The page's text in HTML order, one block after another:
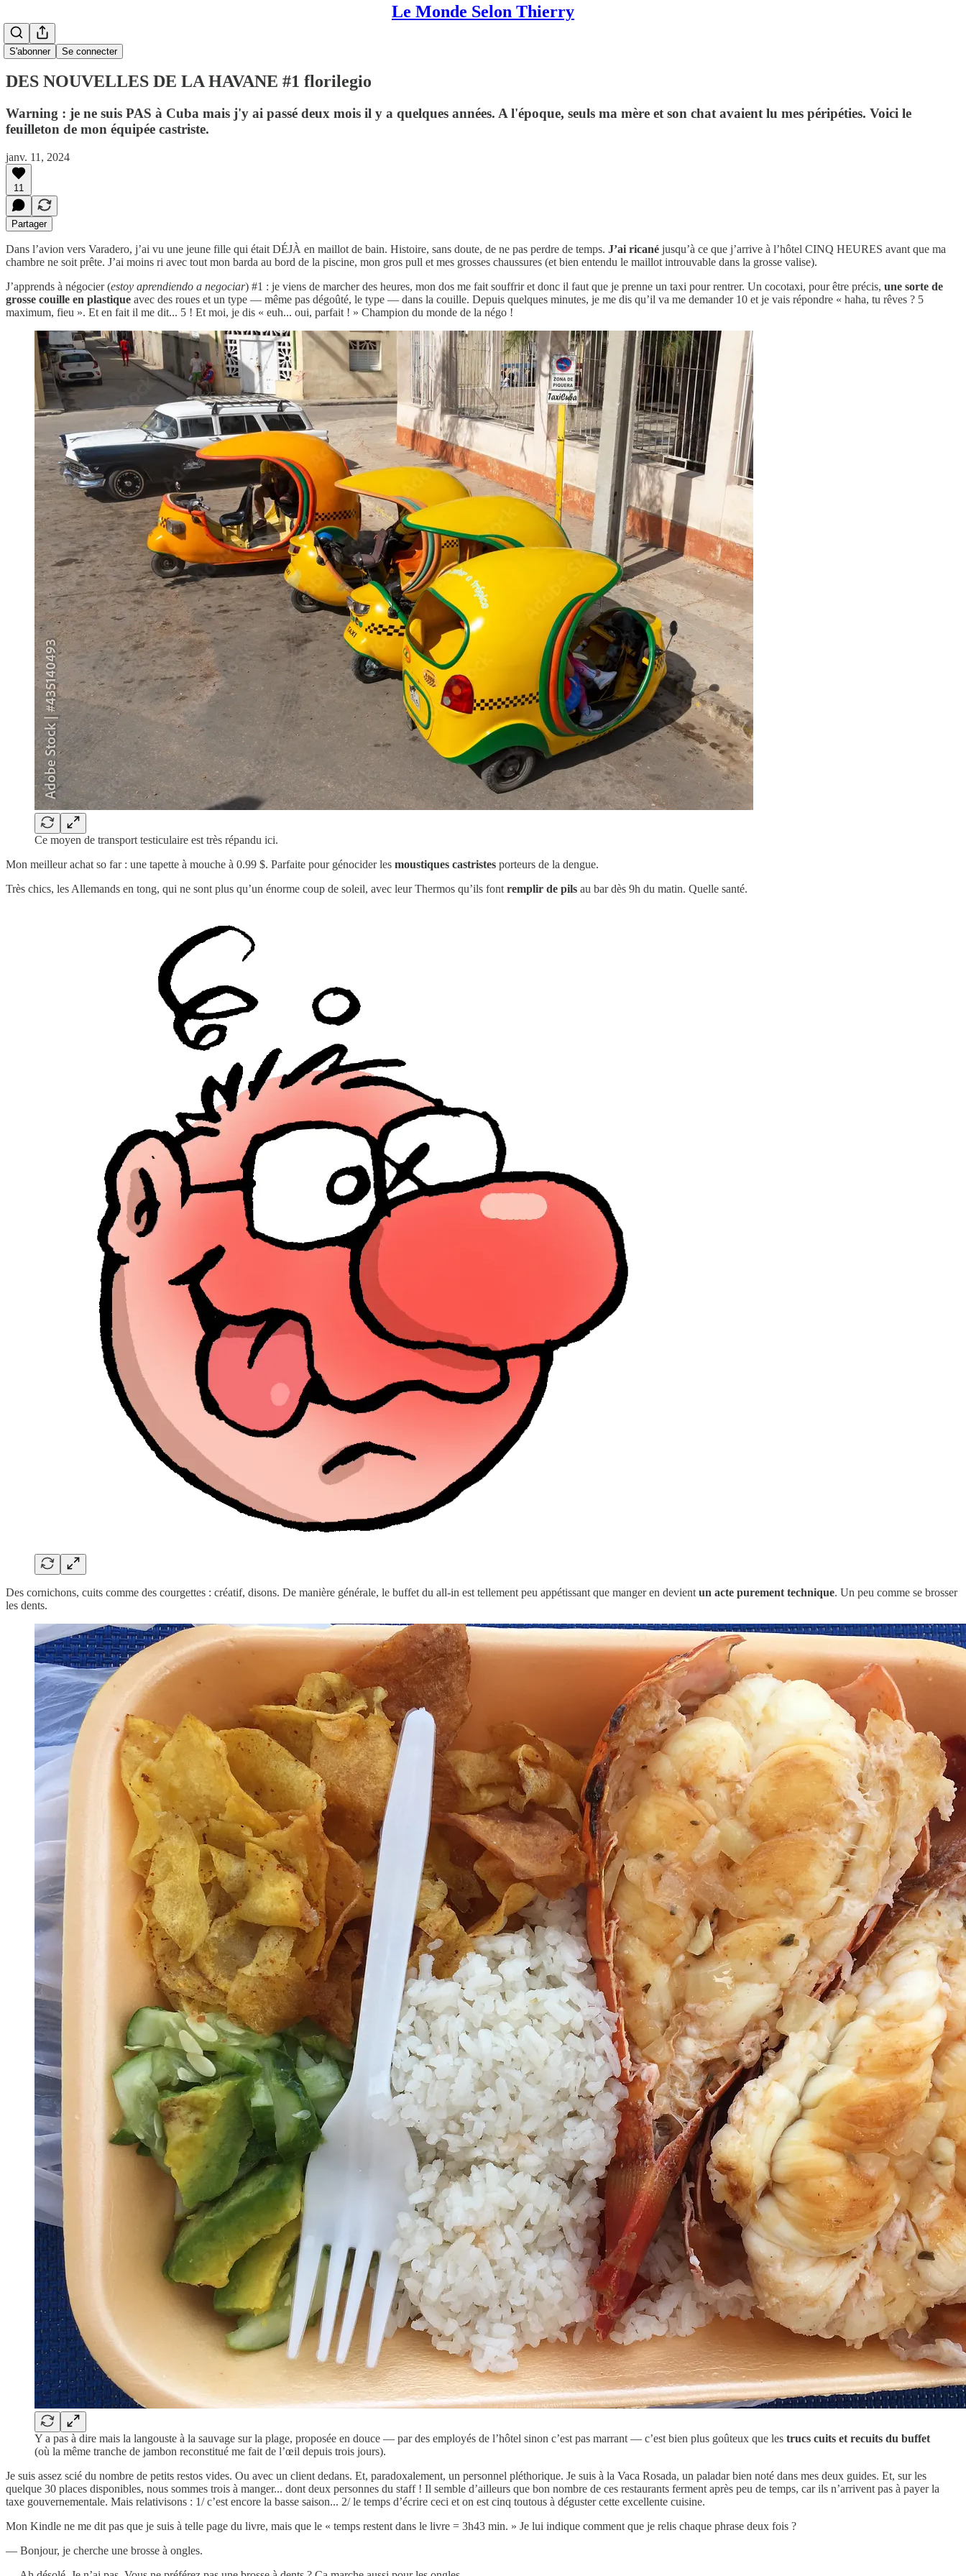
Le Monde Selon Thierry
S'abonner Se connecter
DES NOUVELLES DE LA HAVANE #1 florilegio
Warning : je ne suis PAS à Cuba mais j'y ai passé deux mois il y a quelques années. A l'époque, seuls ma mère et son chat avaient lu mes péripéties. Voici le
feuilleton de mon équipée castriste.
janv. 11, 2024
11
Partager
Dans l’avion vers Varadero, j’ai vu une jeune fille qui était DÉJÀ en maillot de bain. Histoire, sans doute, de ne pas perdre de temps. J’ai ricané jusqu’à ce que j’arrive à l’hôtel CINQ HEURES avant que ma
chambre ne soit prête. J’ai moins ri avec tout mon barda au bord de la piscine, mon gros pull et mes grosses chaussures (et bien entendu le maillot introuvable dans la grosse valise).
J’apprends à négocier (estoy aprendiendo a negociar) #1 : je viens de marcher des heures, mon dos me fait souffrir et donc il faut que je prenne un taxi pour rentrer. Un cocotaxi, pour être précis, une sorte de
grosse couille en plastique avec des roues et un type — même pas dégoûté, le type — dans la couille. Depuis quelques minutes, je me dis qu’il va me demander 10 et je vais répondre « haha, tu rêves ? 5
maximum, fieu ». Et en fait il me dit... 5 ! Et moi, je dis « euh... oui, parfait ! » Champion du monde de la négo !
Ce moyen de transport testiculaire est très répandu ici.
Mon meilleur achat so far : une tapette à mouche à 0.99 $. Parfaite pour génocider les moustiques castristes porteurs de la dengue.
Très chics, les Allemands en tong, qui ne sont plus qu’un énorme coup de soleil, avec leur Thermos qu’ils font remplir de pils au bar dès 9h du matin. Quelle santé.
Des cornichons, cuits comme des courgettes : créatif, disons. De manière générale, le buffet du all-in est tellement peu appétissant que manger en devient un acte purement technique. Un peu comme se brosser
les dents.
Y a pas à dire mais la langouste à la sauvage sur la plage, proposée en douce — par des employés de l’hôtel sinon c’est pas marrant — c’est bien plus goûteux que les trucs cuits et recuits du buffet
(où la même tranche de jambon reconstitué me fait de l’œil depuis trois jours).
Je suis assez scié du nombre de petits restos vides. Ou avec un client dedans. Et, paradoxalement, un personnel pléthorique. Je suis à la Vaca Rosada, un paladar bien noté dans mes deux guides. Et, sur les
quelque 30 places disponibles, nous sommes trois à manger... dont deux personnes du staff ! Il semble d’ailleurs que bon nombre de ces restaurants ferment après peu de temps, car ils n’arrivent pas à payer la
taxe gouvernementale. Mais relativisons : 1/ c’est encore la basse saison... 2/ le temps d’écrire ceci et on est cinq toutous à déguster cette excellente cuisine.
Mon Kindle ne me dit pas que je suis à telle page du livre, mais que le « temps restent dans le livre = 3h43 min. » Je lui indique comment que je relis chaque phrase deux fois ?
— Bonjour, je cherche une brosse à ongles.